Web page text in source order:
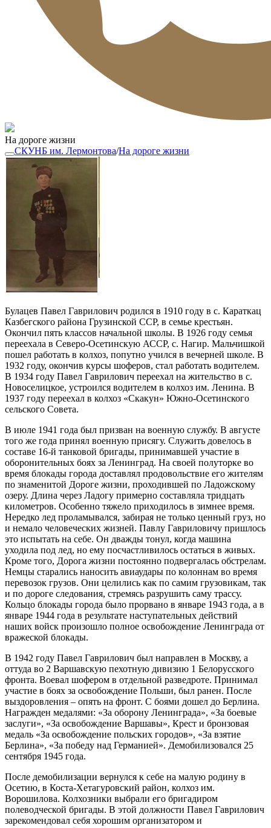
На дороге жизни
СКУНБ им. Лермонтова/На дороге жизни
Булацев Павел Гаврилович родился в 1910 году в с. Караткац
Казбегского района Грузинской ССР, в семье крестьян.
Окончил пять классов начальной школы. В 1926 году семья
переехала в Северо-Осетинскую АССР, с. Нагир. Мальчишкой
пошел работать в колхоз, попутно учился в вечерней школе. В
1932 году, окончив курсы шоферов, стал работать водителем.
В 1934 году Павел Гаврилович переехал на жительство в с.
Новоселицкое, устроился водителем в колхоз им. Ленина. В
1937 году переехал в колхоз «Скакун» Южно-Осетинского
сельского Совета.
В июле 1941 года был призван на военную службу. В августе
того же года принял военную присягу. Служить довелось в
составе 16-й танковой бригады, принимавшей участие в
оборонительных боях за Ленинград. На своей полуторке во
время блокады города доставлял продовольствие его жителям
по знаменитой Дороге жизни, проходившей по Ладожскому
озеру. Длина через Ладогу примерно составляла тридцать
километров. Особенно тяжело приходилось в зимнее время.
Нередко лед проламывался, забирая не только ценный груз, но
и немало человеческих жизней. Павлу Гавриловичу пришлось
это испытать на себе. Он дважды тонул, когда машина
уходила под лед, но ему посчастливилось остаться в живых.
Кроме того, Дорога жизни постоянно подвергалась обстрелам.
Немцы старались наносить авиаудары по колоннам во время
перевозок грузов. Они целились как по самим грузовикам, так
и по дороге следования, стремясь разрушить саму трассу.
Кольцо блокады города было прорвано в январе 1943 года, а в
январе 1944 года в результате наступательных действий
наших войск произошло полное освобождение Ленинграда от
вражеской блокады.
В 1942 году Павел Гаврилович был направлен в Москву, а
оттуда во 2 Варшавскую пехотную дивизию 1 Белорусского
фронта. Воевал шофером в отдельной разведроте. Принимал
участие в боях за освобождение Польши, был ранен. После
выздоровления – опять на фронт. С боями дошел до Берлина.
Награжден медалями: «За оборону Ленинграда», «За боевые
заслуги», «За освобождение Варшавы», Крест и бронзовая
медаль «За освобождение польских городов», «За взятие
Берлина», «За победу над Германией». Демобилизовался 25
сентября 1945 года.
После демобилизации вернулся к себе на малую родину в
Осетию, в Коста-Хетагуровский район, колхоз им.
Ворошилова. Колхозники выбрали его бригадиром
полеводческой бригады. В этой должности Павел Гаврилович
зарекомендовал себя хорошим организатором и